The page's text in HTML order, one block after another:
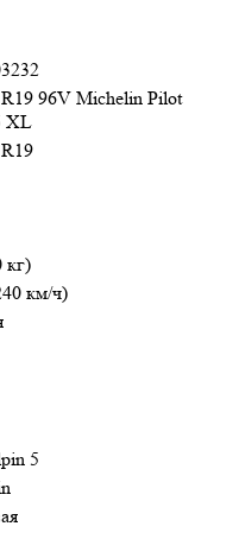
96V Michelin Pilot
XL
кг)
км/ч)
5